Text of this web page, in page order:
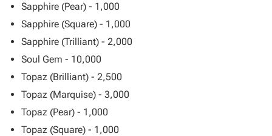
Sapphire (Pear) - 1,000
Sapphire (Square) - 1,000
Sapphire (Trilliant) - 2,000
Soul Gem - 10,000
Topaz (Brilliant) - 2,500
Topaz (Marquise) - 3,000
Topaz (Pear) - 1,000
Topaz (Square) - 1,000